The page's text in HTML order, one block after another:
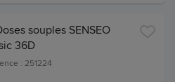
souples SENSEO
36D
: 251224